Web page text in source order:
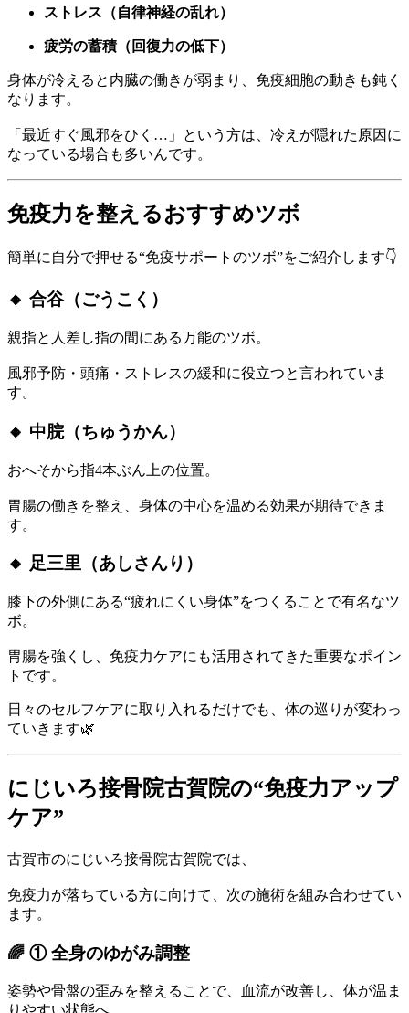
ストレス（自律神経の乱れ）
疲労の蓄積（回復力の低下）
身体が冷えると内臓の働きが弱まり、免疫細胞の動きも鈍く
なります。
「最近すぐ風邪をひく…」という方は、冷えが隠れた原因に
なっている場合も多いんです。
免疫力を整えるおすすめツボ
簡単に自分で押せる“免疫サポートのツボ”をご紹介します👇
🔸 合谷（ごうこく）
親指と人差し指の間にある万能のツボ。
風邪予防・頭痛・ストレスの緩和に役立つと言われていま
す。
🔸 中脘（ちゅうかん）
おへそから指4本ぶん上の位置。
胃腸の働きを整え、身体の中心を温める効果が期待できま
す。
🔸 足三里（あしさんり）
膝下の外側にある“疲れにくい身体”をつくることで有名なツ
ボ。
胃腸を強くし、免疫力ケアにも活用されてきた重要なポイン
トです。
日々のセルフケアに取り入れるだけでも、体の巡りが変わっ
ていきます🌿
にじいろ接骨院古賀院の“免疫力アップ
ケア”
古賀市のにじいろ接骨院古賀院では、
免疫力が落ちている方に向けて、次の施術を組み合わせてい
ます。
🌈 ① 全身のゆがみ調整
姿勢や骨盤の歪みを整えることで、血流が改善し、体が温ま